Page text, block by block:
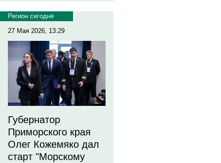
Регион сегодня
27 Мая 2026, 13:29
Губернатор
Приморского края
Олег Кожемяко дал
старт "Морскому